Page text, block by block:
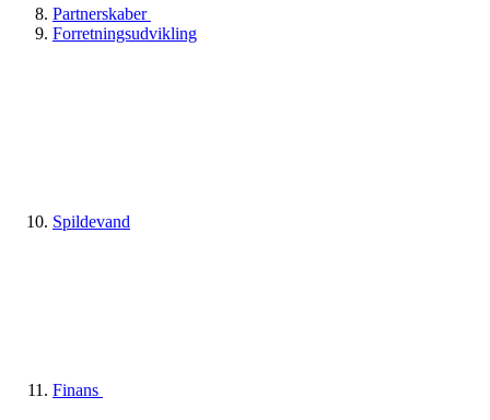
Partnerskaber
Forretningsudvikling
Spildevand
Finans